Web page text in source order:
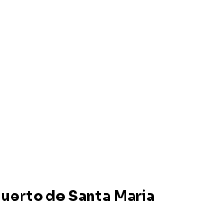
de Santa Maria